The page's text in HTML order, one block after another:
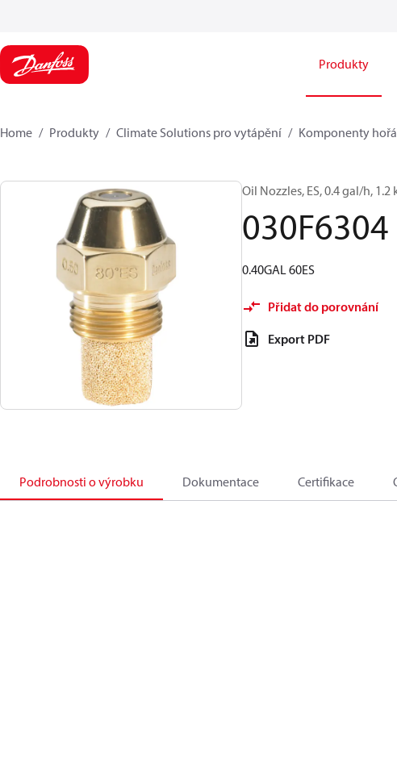
Produkty
Home Produkty Climate Solutions pro vytápění Komponenty
Oil Nozzles, ES, 0.4 gal/h, 1.2
030F6304
0.40GAL 60ES
Přidat do porovnání
Export PDF
Podrobnosti o výrobku Dokumentace Certifikace